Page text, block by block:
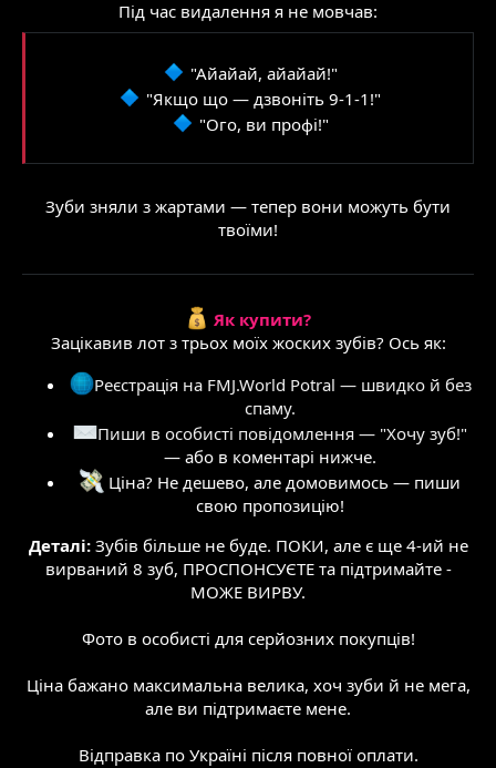
Під час видалення я не мовчав:
"Айайай, айайай!"
"Якщо що — дзвоніть 9-1-1!"
"Ого, ви профі!"
Зуби зняли з жартами — тепер вони можуть бути
твоїми!
Як купити?
Зацікавив лот з трьох моїх жоских зубів? Ось як:
Реєстрація на FMJ.World Potral — швидко й без
спаму.
Пиши в особисті повідомлення — "Хочу зуб!"
— або в коментарі нижче.
Ціна? Не дешево, але домовимось — пиши
свою пропозицію!
Деталі:Зубів більше не буде. ПОКИ, але є ще 4-ий не
вирваний 8 зуб, ПРОСПОНСУЄТЕ та підтримайте -
МОЖЕ ВИРВУ.
Фото в особисті для серйозних покупців!
Ціна бажано максимальна велика, хоч зуби й не мега,
але ви підтримаєте мене.
Відправка по Україні після повної оплати.